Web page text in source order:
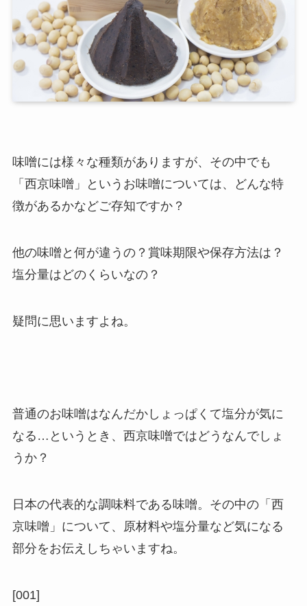
味噌には様々な種類がありますが、その中でも
「西京味噌」というお味噌については、どんな特
徴があるかなどご存知ですか？
他の味噌と何が違うの？賞味期限や保存方法は？
塩分量はどのくらいなの？
疑問に思いますよね。
普通のお味噌はなんだかしょっぱくて塩分が気に
なる…というとき、西京味噌ではどうなんでしょ
うか？
日本の代表的な調味料である味噌。その中の「西
京味噌」について、原材料や塩分量など気になる
部分をお伝えしちゃいますね。
[001]